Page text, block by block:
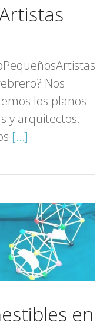
Nos
los planos
y arquitectos.
[…]
en